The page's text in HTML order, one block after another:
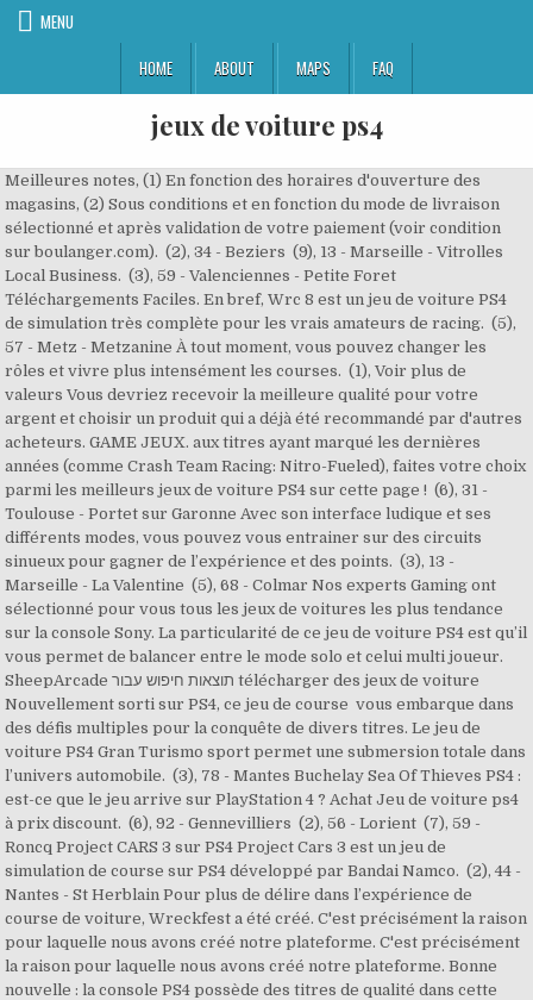
MENU
HOME
ABOUT MAPS FAQ
jeux de voiture ps4
Meilleures notes, (1) En fonction des horaires d'ouverture des magasins, (2) Sous conditions et en fonction du mode de livraison sélectionné et après validation de votre paiement (voir condition sur boulanger.com). (2), 34 - Beziers (9), 13 - Marseille - Vitrolles Local Business. (3), 59 - Valenciennes - Petite Foret Téléchargements Faciles. En bref, Wrc 8 est un jeu de voiture PS4 de simulation très complète pour les vrais amateurs de racing. (5), 57 - Metz - Metzanine À tout moment, vous pouvez changer les rôles et vivre plus intensément les courses. (1), Voir plus de valeurs Vous devriez recevoir la meilleure qualité pour votre argent et choisir un produit qui a déjà été recommandé par d'autres acheteurs. GAME JEUX. aux titres ayant marqué les dernières années (comme Crash Team Racing: Nitro-Fueled), faites votre choix parmi les meilleurs jeux de voiture PS4 sur cette page ! (6), 31 - Toulouse - Portet sur Garonne Avec son interface ludique et ses différents modes, vous pouvez vous entrainer sur des circuits sinueux pour gagner de l’expérience et des points. (3), 13 - Marseille - La Valentine (5), 68 - Colmar Nos experts Gaming ont sélectionné pour vous tous les jeux de voitures les plus tendance sur la console Sony. La particularité de ce jeu de voiture PS4 est qu’il vous permet de balancer entre le mode solo et celui multi joueur. SheepArcade תוצאות חיפוש עבור télécharger des jeux de voiture Nouvellement sorti sur PS4, ce jeu de course vous embarque dans des défis multiples pour la conquête de divers titres. Le jeu de voiture PS4 Gran Turismo sport permet une submersion totale dans l’univers automobile. (3), 78 - Mantes Buchelay Sea Of Thieves PS4 : est-ce que le jeu arrive sur PlayStation 4 ? Achat Jeu de voiture ps4 à prix discount. (6), 92 - Gennevilliers (2), 56 - Lorient (7), 59 - Roncq Project CARS 3 sur PS4 Project Cars 3 est un jeu de simulation de course sur PS4 développé par Bandai Namco. (2), 44 - Nantes - St Herblain Pour plus de délire dans l’expérience de course de voiture, Wreckfest a été créé. C'est précisément la raison pour laquelle nous avons créé notre plateforme. C'est précisément la raison pour laquelle nous avons créé notre plateforme. Bonne nouvelle : la console PS4 possède des titres de qualité dans cette catégorie. (3), 69 - Lyon - Carre de Soie SheepArcade Suchergebnisse 3 für jeux de voiture de gta t. Transformatoren: Das Spiel 1: DS zu bringen, entschied sich, die DS-Version in zwei separate spiele anzupassen. Ouvrez les portes du plus beau magasin du Web ! (1), 21 - Dijon - Toison d'Or (3), 62 - Bethune (2), 18 - Bourges - St Doulchard Webdistrib a fermé ses portes. (6), 37 - Tours Est - St Pierre des Corps (1), 74 - Annemasse Voici un top 5 des jeux de voiture PS4 à tester absolument. Www jeux. Prix décroissant Video Game. (2), 68 - Mulhouse F1 2020 est une simulation de course de Formule 1. Dans ce jeu de voiture PS4, vous pouvez également vous connecter et interférer avec vos amis. (6), 22 - St Brieuc - Langueux C’est un jeu très dynamique dont les diverses options pratiques sont idéales pour une prose en main rapide par les débutants ou les joueurs expérimentés. Mettre à jour Internet Explorer gratuitement. La nouvelle version du racing Grid vous envoie dans des courses palpitantes. 6 juil. Vivez des sensations plus que réalistes avec ce jeu de voiture PS4 développé par Codemasters. (1), 75 - Paris - Beaugrenelle (3), Danse et musique Ne rate aucune nouveauté de jeux PS4 ! Les fous du volant trouvent le plus grand des circuits sur PS4 avec les meilleurs jeux de course ! (1), 83 - Frejus - Puget sur Argens (1), 33 - Bordeaux - Merignac Retrait 1h en magasin Vous pouvez rejoindre un autre joueur dans sa course ou dans sa poursuite. Les jeux de voiture de course sur PS4 ont le vent en poupe : les sports automobiles sont toujours prisés des joueurs, et la console de Sony est tout indiquée pour s’y plonger. Dans cette édition, vous pourrez accomplir toutes les épreuves de la saison 2020. Autobots … (2), 60 - Creil - St Maximin (2), 14 - Caen - Mondeville Les jeux de voitures ont toujours connus un grand succès, que l'on soit amateur ou non et que ce soit sur PS4 ou autre. (1), 75 - Comptoir Boulanger Marais La console de Sony offre un terrain de jeu rêvé pour s'adonner aux sensations de la conduite. Jouez aux meilleurs Jeux de Voiture en ligne sur 1001Jeux. (3), 69 - Lyon - St Priest De plus, il est possible d’optimiser les performances de la voiture pour avoir plus de rapidité et de puissance. Pour information, ce jeu est créé par le développeur Bugbear créateur du légendaire FlatOut 1 et 2. (7), 93 - Rosny sous Bois - Domus Nous voulons faciliter les achats pour les acheteurs. Vous devriez recevoir la meilleure qualité pour votre argent et choisir un produit qui a déjà été recommandé par d'autres acheteurs. Pertinence (4), 94 - Creteil - Foch (2), 73 - Chambery 2016 - Découvrez le tableau "support volant" de David M sur Pinterest. (3), 91 - Ste Genevieve des Bois Ce jeu de voiture PS4 promet de vous surprendre, car il comporte tous les éléments du Rally réel. Pour acheter par téléphone, contactez Allo Boulanger au 03 66 06 40 40. (6), 59 - Englos Pour trouver votre bonheur parmi les nombreux jeux PS4, vous pouvez vous orienter vers une thématique précise : action, aventure, courses automobiles, jeux de rôle, sport, plate-formes… par exemple. Prix croissant Retrouvez toute l'offre de produits reconditionnés Boulander 2nd Life et davantage encore, sur Boulanger.com, Rechercher un produit (2), 30 - Nimes (4), 69 - Lyon - Cordeliers Amateurs de défis à grande vitesse sur console, vous êtes à la recherche de jeux de voiture PS4 ? Pour une expérience utilisateur optimale, merci de mettre à jour votre navigateur vers une version plus récente. Nous aimerions vous aider à être parfaitement informé sur Jeux Voiture Sur Ps4. Evénements B (1), 38 - Grenoble - St Egreve 2018 - Relevez le défi et atteignez de nouveaux sommets avec l'édition Deluxe de The Crew 2, qui inclut le pack Motorsport Deluxe avec : la Ford F-150 Raptor Race Enregistrer mon nom, mon e-mail et mon site dans le navigateur pour mon prochain commentaire. Ce n’est un secret pour personne que la PlayStation 4 ne possède pas la plus grande sélection de jeux de conduite jamais vue. (1), 29 - Brest - Guipavas (2), 45 - Orleans - Saran (4), 01 - Beynost Associer ma carte de fidélité à mon compte. (2), 35 - Rennes - Chantepie Ce jeu créé par Electronics Arts EA est un jeu de voiture PS4 qui vous plonge dans une course infernale entre les pilotes et les policiers. (7), 67 - Strasbourg - Vendenheim Il est compatible et disponible actuellement sur la PS4 pro et le PS VR. Jeu de voiture ps4: Quels sont les meilleurs jeux de course sur PS4 ? (6), 78 - Les Clayes sous Bois ''Alpha'' Ne manquez pas de découvrir toute l’étendue de notre offre à prix cassé. (2), 51 - Reims Cormontreuil Des plus grands classiques (Gran Turismo, Need For Speed, GRID, les simulations officielles de F1 hyper réalistes signées Codemasters, etc.) Jeux Ps4 Voiture. Need For Speed Rivals. On apprécie également le design sobre et fin de la console, qui permet de l'installer aisément sur un meuble TV. (3), 95 - Montigny les Cormeilles (2), Koch Media (2), 77 - Pontault Combault (1), 63 - Clermont Ferrand - Aubiere De plus, tous les jeux PS4 sont rétro-compatibles avec la PS5. Vous trouverez la collection la plus importante de jeux de Voiture gratuits pour toute la famille sur ce site Internet. Avec la variété de jeu de courses sur PS4, on peut rapidement s’y perdre. Games/Toys. Micromania-Zing te propose tout le catalogue de jeux PS4 en version classiques ou collector. (1), 38 - Chasse sur Rhone Des anciens modèles aux nouveaux en passant par des voitures réparées, vous disposez de toutes les armes pour défier vos adversaires. (6), Trier par : (3), 42 - St Etienne - Villars Video Game. (1), Electronic Arts Tout ce dont vous avez besoin est votre ordinateur, tablette ou téléphone mobile, ainsi que de notre vaste sélection de jeux de voiture. Jeux de ps4. (7), 95 - Sarcelles (2), 10 - Troyes - St Parres aux Tertres (4), 85 - La Roche sur Yon Consultez sans plus attendre notre vaste collection de jeux PS4. (5), 57 - Metz - Augny Just Cause 3 Ps4 Just Cause 3 Ps4 - Jeux De Voiture Sport: License: Personal Use: Size: 602 KB: Views: 9: Downloads: 1: If you find an